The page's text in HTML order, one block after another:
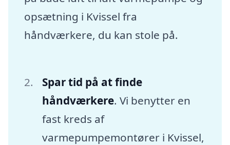
opsætning i Kvissel fra
håndværkere, du kan stole på.
Spar tid på at finde
håndværkere. Vi benytter en
fast kreds af
varmepumpemontører i Kvissel,